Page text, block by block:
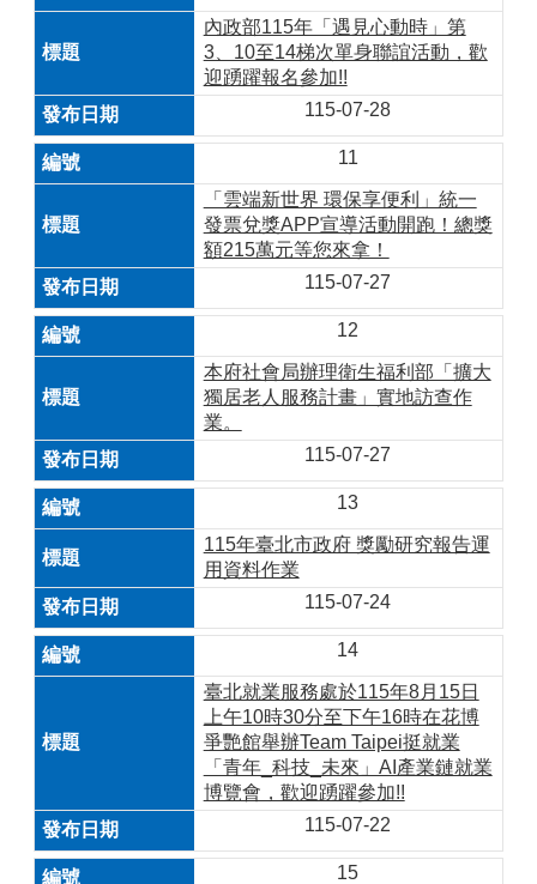
內政部115年「遇見心動時」第
3、10至14梯次單身聯誼活動，歡
迎踴躍報名參加!!
115-07-28
11
「雲端新世界 環保享便利」統一
發票兌獎APP宣導活動開跑！總獎
額215萬元等您來拿！
115-07-27
12
本府社會局辦理衛生福利部「擴大
獨居老人服務計畫」實地訪查作
業。
115-07-27
13
115年臺北市政府 獎勵研究報告運
用資料作業
115-07-24
14
臺北就業服務處於115年8月15日
上午10時30分至下午16時在花博
爭艷館舉辦Team Taipei挺就業
「青年_科技_未來」AI產業鏈就業
博覽會，歡迎踴躍參加!!
115-07-22
15